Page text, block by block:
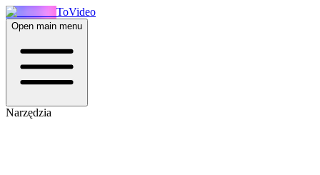
ToVideo
Open main menu
Narzędzia